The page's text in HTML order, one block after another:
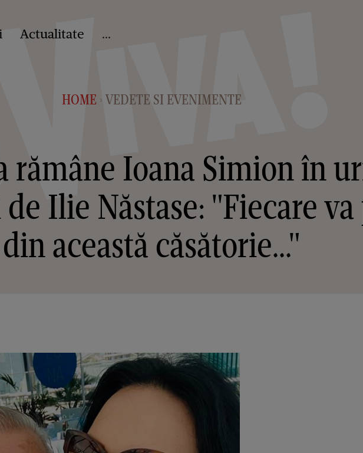
Actualitate ...
HOME > VEDETE SI EVENIMENTE
rămâne Ioana Simion în
Ilie Năstase: "Fiecare va
din această căsătorie..."